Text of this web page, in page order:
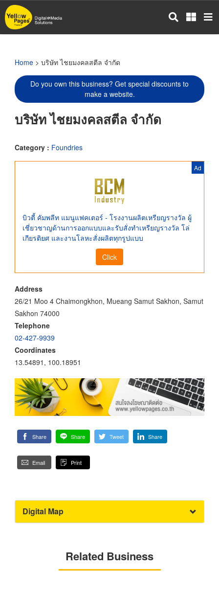
Skip
to
main
Home > บริษัท ไชยมงคลสตีล จำกัด
Do you own this business? Get special discounts to
make a website.
บริษัท ไชยมงคลสตีล จำกัด
Category : Foundries
Ad
บิวตี้ คัมพลีท แมนูแฟคเตอร์ - โรงงานผลิตเหรียญรางวัล ผู้
เชี่ยวชาญด้านการออกแบบและรับสั่งทำเหรียญรางวัล โล่
เกียรติยศ และงานโลหะสั่งผลิตทุกรูปแบบ
Click
Address
26/21 Moo 4 Chaimongkhon, Mueang Samut Sakhon, Samut
Sakhon 74000
Telephone
02-427-9939
Coordinates
13.54891, 100.18951
Share Share Tweet Share
Email Print
Digital Map
Related Business